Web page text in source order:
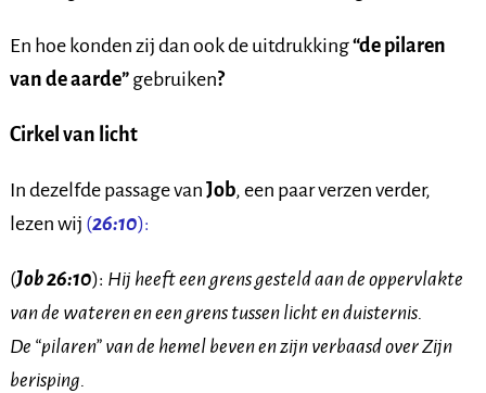
En hoe konden zij dan ook de uitdrukking“de pilaren
van de aarde” gebruiken?
Cirkel van licht
In dezelfde passage van Job, een paar verzen verder,
lezen wij (26:10):
(Job 26:10): Hij heeft een grens gesteld aan de oppervlakte
van de wateren en een grens tussen licht en duisternis.
De “pilaren” van de hemel beven en zijn verbaasd over Zijn
berisping.